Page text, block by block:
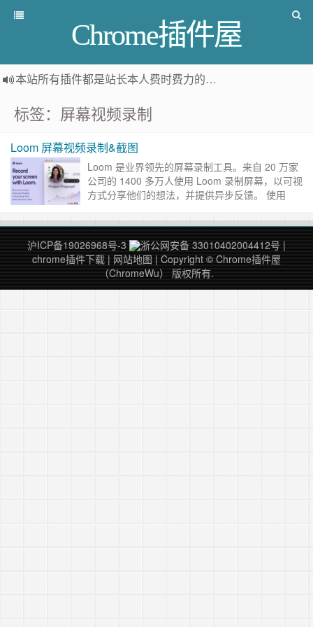
Chrome插件屋
本站所有插件都是站长本人费时费力的人工筛选推荐
标签：屏幕视频录制
Loom 屏幕视频录制&截图
Loom 是业界领先的屏幕录制工具。来自 20 万家
公司的 1400 多万人使用 Loom 录制屏幕，以可视
方式分享他们的想法，并提供异步反馈。 使用
他……继续阅读 »
沪ICP备19026968号-3
浙公网安备 33010402004412号 |
chrome插件下载 | 网站地图 | Copyright © Chrome插件屋
（ChromeWu） 版权所有.